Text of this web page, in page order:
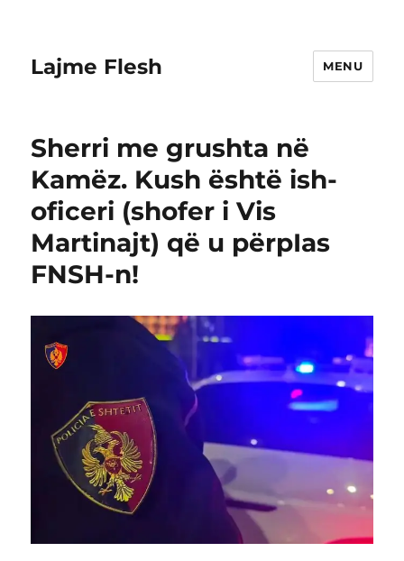
Lajme Flesh MENU
Sherri me grushta në
Kamëz. Kush është ish-
oficeri (shofer i Vis
Martinajt) që u përpIas
FNSH-n!